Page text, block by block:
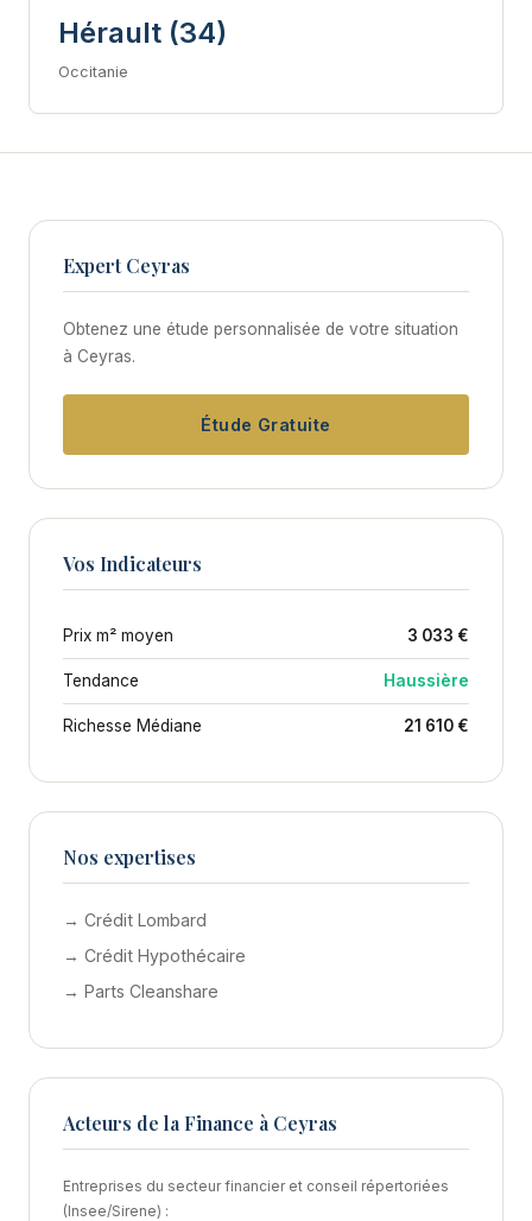
Hérault (34)
Occitanie
Expert Ceyras
Obtenez une étude personnalisée de votre situation
à Ceyras.
Étude Gratuite
Vos Indicateurs
Prix m² moyen 3 033 €
Tendance Haussière
Richesse Médiane 21 610 €
Nos expertises
→ Crédit Lombard
→ Crédit Hypothécaire
→ Parts Cleanshare
Acteurs de la Finance à Ceyras
Entreprises du secteur financier et conseil répertoriées
(Insee/Sirene) :